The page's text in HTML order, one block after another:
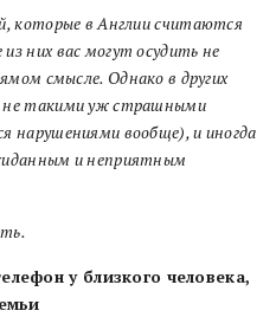
которые в Англии считаются
них вас могут осудить не
смысле. Однако в других
не такими уж страшными
нарушениями вообще), и иногда
и неприятным
у близкого человека,